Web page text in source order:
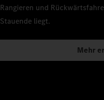
Rangieren und
Stauende liegt.
Mehr